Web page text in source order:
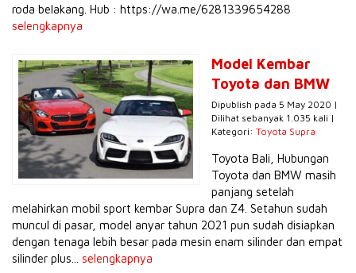
roda belakang. Hub : https://wa.me/6281339654288
selengkapnya
Model Kembar
Toyota dan BMW
Dipublish pada 5 May 2020 |
Dilihat sebanyak 1.035 kali |
Kategori: Toyota Supra
Toyota Bali, Hubungan
Toyota dan BMW masih
panjang setelah
melahirkan mobil sport kembar Supra dan Z4. Setahun sudah
muncul di pasar, model anyar tahun 2021 pun sudah disiapkan
dengan tenaga lebih besar pada mesin enam silinder dan empat
silinder plus... selengkapnya